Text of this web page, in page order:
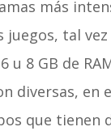
más
juegos, tal
u 8 GB de
diversas, en
que tienen